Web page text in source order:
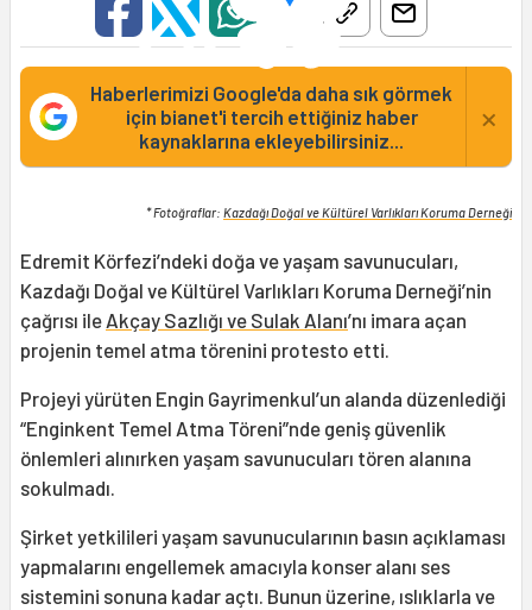
Haberlerimizi Google'da daha sık görmek
için bianet'i tercih ettiğiniz haber
kaynaklarına ekleyebilirsiniz...
×
* Fotoğraflar: Kazdağı Doğal ve Kültürel Varlıkları Koruma Derneği
Edremit Körfezi’ndeki doğa ve yaşam savunucuları,
Kazdağı Doğal ve Kültürel Varlıkları Koruma Derneği’nin
çağrısı ile Akçay Sazlığı ve Sulak Alanı’nı imara açan
projenin temel atma törenini protesto etti.
Projeyi yürüten Engin Gayrimenkul’un alanda düzenlediği
“Enginkent Temel Atma Töreni”nde geniş güvenlik
önlemleri alınırken yaşam savunucuları tören alanına
sokulmadı.
Şirket yetkilileri yaşam savunucularının basın açıklaması
yapmalarını engellemek amacıyla konser alanı ses
sistemini sonuna kadar açtı. Bunun üzerine, ıslıklarla ve